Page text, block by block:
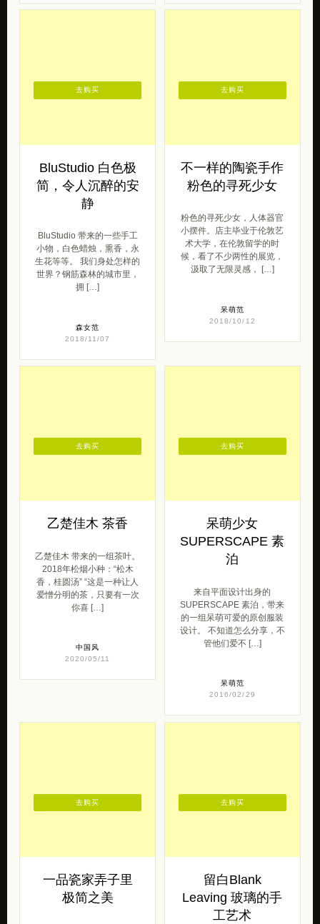
BluStudio 白色极
简，令人沉醉的安
静
BluStudio 带来的一些手工
小物，白色蜡烛，熏香，永
生花等等。 我们身处怎样的
世界？钢筋森林的城市里，
拥 […]
森女范
2018/11/07
去购买
不一样的陶瓷手作
粉色的寻死少女
粉色的寻死少女，人体器官
小摆件。店主毕业于伦敦艺
术大学，在伦敦留学的时
候，看了不少两性的展览，
汲取了无限灵感， […]
呆萌范
2018/10/12
去购买
乙楚佳木 茶香
乙楚佳木 带来的一组茶叶。
2018年松烟小种：“松木
香，桂圆汤” “这是一种让人
爱憎分明的茶，只要有一次
你喜 […]
中国风
2020/05/11
去购买
呆萌少女
SUPERSCAPE 素
泊
来自平面设计出身的
SUPERSCAPE 素泊，带来
的一组呆萌可爱的原创服装
设计。 不知道怎么分享，不
管他们爱不 […]
呆萌范
2016/02/29
去购买
一品瓷家弄子里
极简之美
去购买
留白Blank
Leaving 玻璃的手
工艺术
去购买